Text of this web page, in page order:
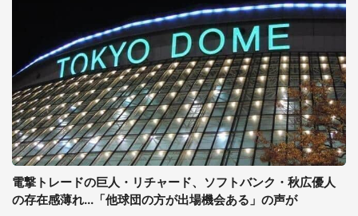
電撃トレードの巨人・リチャード、ソフトバンク・秋広優人
の存在感薄れ...「他球団の方が出場機会ある」の声が